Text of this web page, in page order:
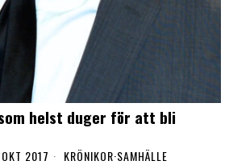
helst duger för att bli
2017 KRÖNIKOR·SAMHÄLLE